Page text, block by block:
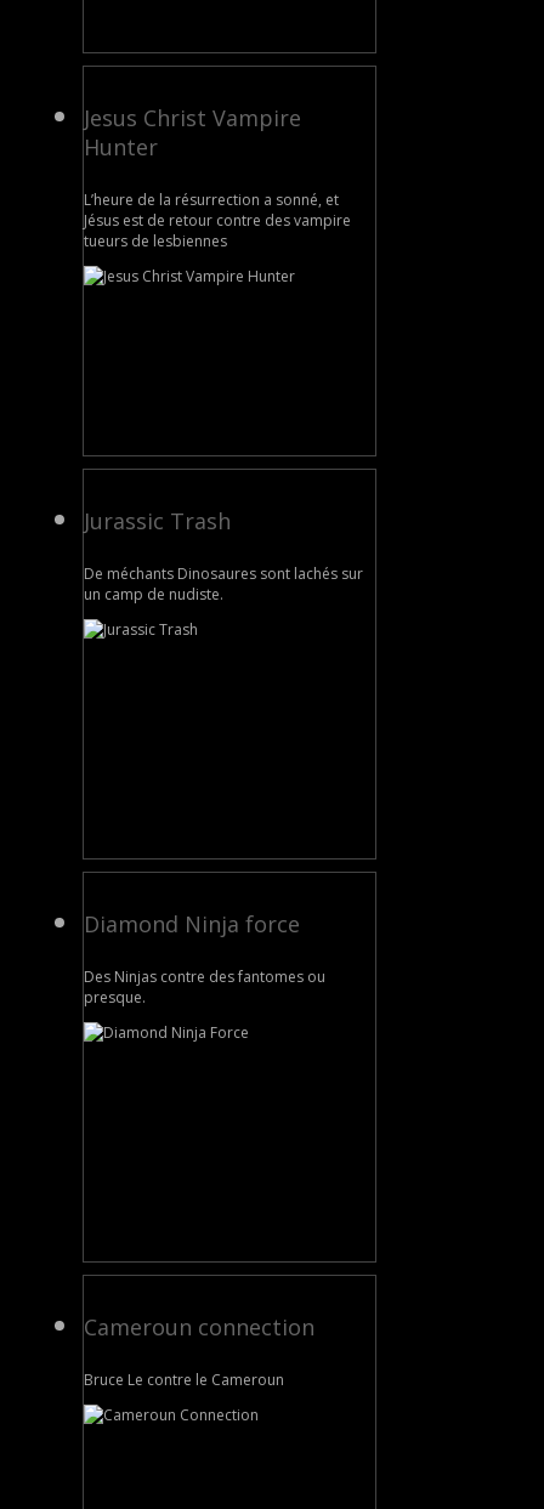
Jesus Christ Vampire
Hunter
L’heure de la résurrection a sonné, et
Jésus est de retour contre des vampire
tueurs de lesbiennes
Jurassic Trash
De méchants Dinosaures sont lachés sur
un camp de nudiste.
Diamond Ninja force
Des Ninjas contre des fantomes ou
presque.
Cameroun connection
Bruce Le contre le Cameroun